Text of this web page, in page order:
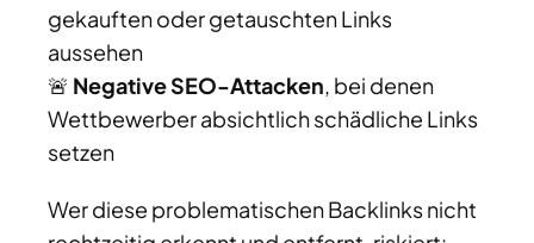
gekauften oder getauschten Links
aussehen
🚨 Negative SEO-Attacken, bei denen
Wettbewerber absichtlich schädliche Links
setzen
Wer diese problematischen Backlinks nicht